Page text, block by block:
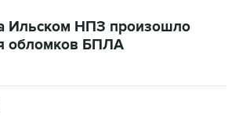
Ильском НПЗ произошло
обломков БПЛА